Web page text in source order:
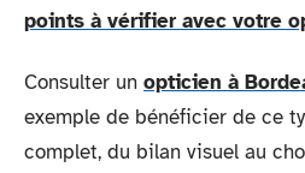
points à vérifier avec votre
Consulter un opticien à
exemple de bénéficier de ce
complet, du bilan visuel au